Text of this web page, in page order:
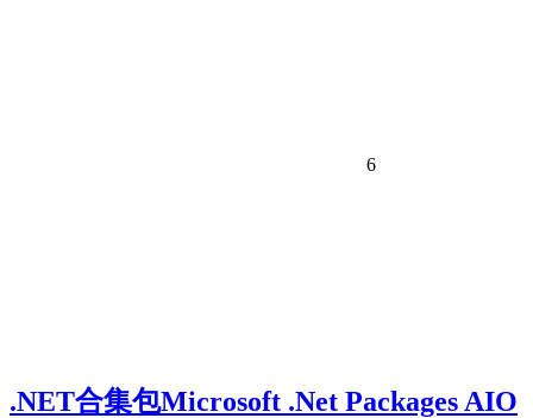
6
.NET合集包Microsoft .Net Packages AIO